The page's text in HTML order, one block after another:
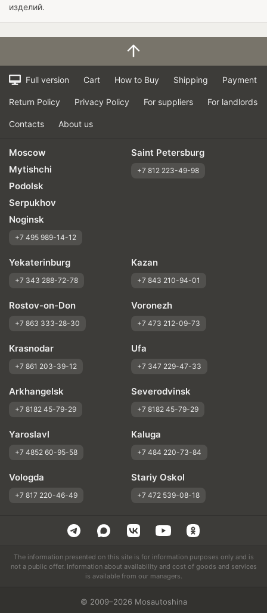
изделий.
Full version Cart How to Buy Shipping Payment
Return Policy Privacy Policy For suppliers For landlords
Contacts About us
Moscow
Mytishchi
Podolsk
Serpukhov
Noginsk
+7 495 989-14-12
Saint Petersburg
+7 812 223-49-98
Yekaterinburg
+7 343 288-72-78
Kazan
+7 843 210-94-01
Rostov-on-Don
+7 863 333-28-30
Voronezh
+7 473 212-09-73
Krasnodar
+7 861 203-39-12
Ufa
+7 347 229-47-33
Arkhangelsk
+7 8182 45-79-29
Severodvinsk
+7 8182 45-79-29
Yaroslavl
+7 4852 60-95-58
Kaluga
+7 484 220-73-84
Vologda
+7 817 220-46-49
Stariy Oskol
+7 472 539-08-18
The information presented on this site is for information purposes only and is
not a public offer. Information about availability and cost of goods and services
is available from our managers.
© 2009–2026 Mosautoshina